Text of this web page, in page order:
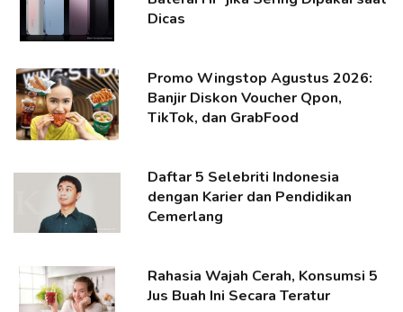
Dicas
Promo Wingstop Agustus 2026:
Banjir Diskon Voucher Qpon,
TikTok, dan GrabFood
Daftar 5 Selebriti Indonesia
dengan Karier dan Pendidikan
Cemerlang
Rahasia Wajah Cerah, Konsumsi 5
Jus Buah Ini Secara Teratur